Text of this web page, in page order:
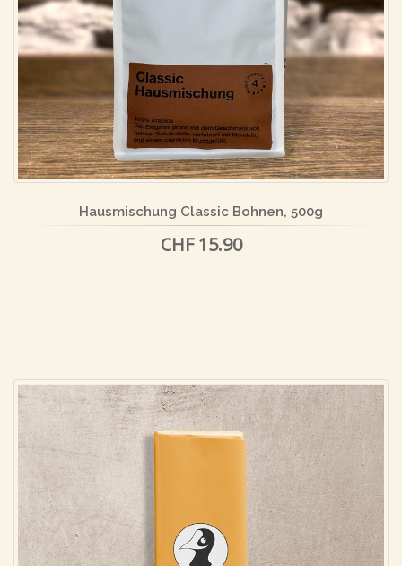
Hausmischung Classic Bohnen, 500g
CHF 15.90